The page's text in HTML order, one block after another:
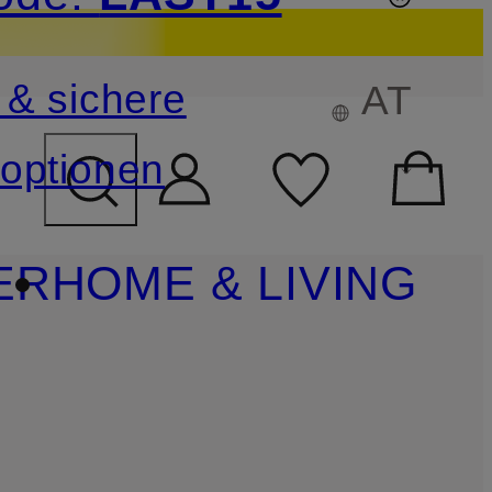
ÜBERSPRINGEN
sichere
AT
HOME & LIVING